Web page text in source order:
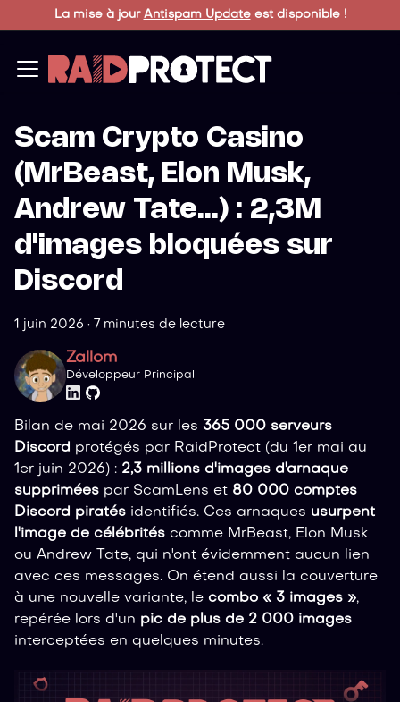
La mise à jour Antispam Updateest disponible !
Scam Crypto Casino
(MrBeast, Elon Musk,
Andrew Tate...) : 2,3M
d'images bloquées sur
Discord
1 juin 2026 · 7 minutes de lecture
Zallom
Développeur Principal
Bilan de mai 2026 sur les 365 000 serveurs
Discord protégés par RaidProtect (du 1er mai au
1er juin 2026) : 2,3 millions d'images d'arnaque
supprimées par ScamLens et 80 000 comptes
Discord piratés identifiés. Ces arnaques usurpent
l'image de célébrités comme MrBeast, Elon Musk
ou Andrew Tate, qui n'ont évidemment aucun lien
avec ces messages. On étend aussi la couverture
à une nouvelle variante, le combo « 3 images »,
repérée lors d'un pic de plus de 2 000 images
interceptées en quelques minutes.